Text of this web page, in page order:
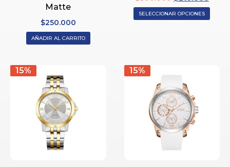
Matte
$250.000
AÑADIR AL CARRITO
SELECCIONAR OPCIONES
15% 15%